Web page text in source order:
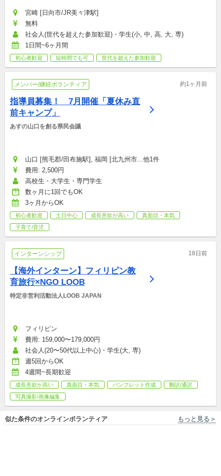
宮崎 [日向市/JR美々津駅]
無料
社会人(世代を超えた参加歓迎)・学生(小, 中, 高, 大, 専)
1日間~6ヶ月間
初心者歓迎 短時間でも可 世代を超えた参加歓迎
メンバー/継続ボランティア 約1ヶ月前
指導員募集！　7月開催「夏休み直
前キャンプ」
あすの山口を創る県民会議
山口 [熊毛郡/田布施駅], 福岡 [北九州市...他1件
費用: 2,500円
高校生・大学生・専門学生
数ヶ月に1回でもOK
3ヶ月からOK
初心者歓迎 土日中心 成長意欲が高い
真面目・本気
子育て/育児
インターンシップ 18日前
【海外インターン】フィリピン教
育旅行×NGO LOOB
特定非営利活動法人LOOB JAPAN
フィリピン
費用: 159,000〜179,000円
社会人(20〜50代以上中心)・学生(大, 専)
週5回からOK
4週間~長期歓迎
成長意欲が高い 真面目・本気 パンフレット作成
翻訳/通訳
写真撮影/画像編集
似た条件のオンラインボランティア もっと見る＞